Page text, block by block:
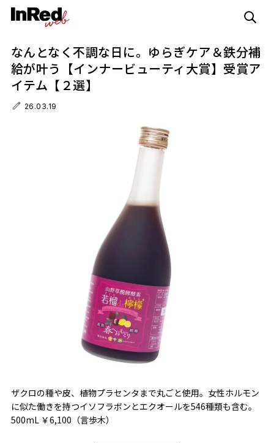
なんとなく不調な日に。ゆらぎケア＆鉄分補
給が叶う【インナービューティ大賞】受賞ア
イテム【２選】
26.03.19
ザクロの種や皮、植物プラセンタまで丸ごと使用。女性ホルモン
に似た働きを持つイソフラボンとエクオールを546種類も含む。
500mL ￥6,100（言歩木）